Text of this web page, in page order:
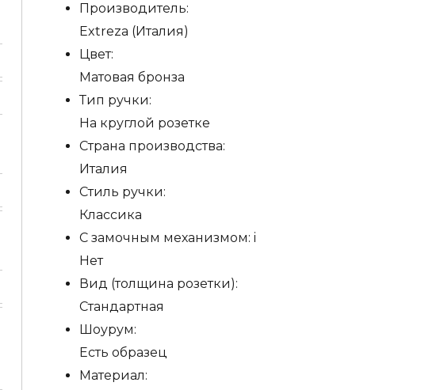
Производитель:
Extreza (Италия)
Цвет:
Матовая бронза
Тип ручки:
На круглой розетке
Страна производства:
Италия
Стиль ручки:
Классика
С замочным механизмом: i
Нет
Вид (толщина розетки):
Стандартная
Шоурум:
Есть образец
Материал: